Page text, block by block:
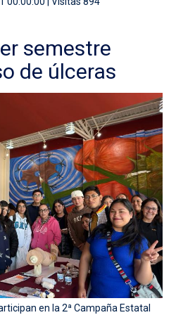
semestre
de úlceras
en la 2ª Campaña Estatal